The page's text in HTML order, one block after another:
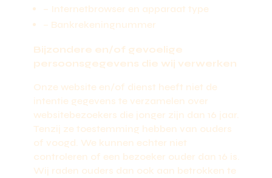
– Internetbrowser en apparaat type
– Bankrekeningnummer
Bijzondere en/of gevoelige
persoonsgegevens die wij verwerken
Onze website en/of dienst heeft niet de
intentie gegevens te verzamelen over
websitebezoekers die jonger zijn dan 16 jaar.
Tenzij ze toestemming hebben van ouders
of voogd. We kunnen echter niet
controleren of een bezoeker ouder dan 16 is.
Wij raden ouders dan ook aan betrokken te